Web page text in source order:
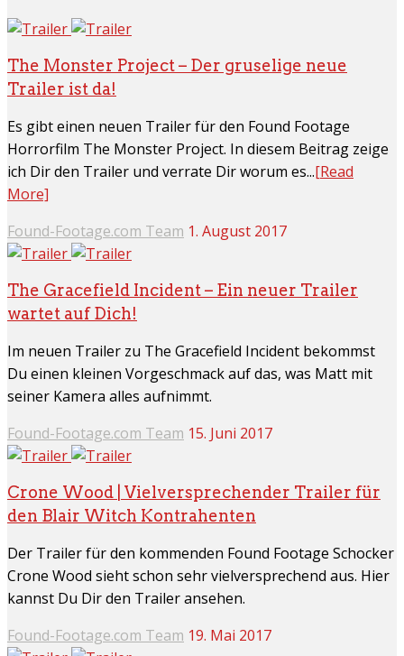
The Monster Project – Der gruselige neue
Trailer ist da!
Es gibt einen neuen Trailer für den Found Footage
Horrorfilm The Monster Project. In diesem Beitrag zeige
ich Dir den Trailer und verrate Dir worum es...[Read
More]
Found-Footage.com Team 1. August 2017
The Gracefield Incident – Ein neuer Trailer
wartet auf Dich!
Im neuen Trailer zu The Gracefield Incident bekommst
Du einen kleinen Vorgeschmack auf das, was Matt mit
seiner Kamera alles aufnimmt.
Found-Footage.com Team 15. Juni 2017
Crone Wood | Vielversprechender Trailer für
den Blair Witch Kontrahenten
Der Trailer für den kommenden Found Footage Schocker
Crone Wood sieht schon sehr vielversprechend aus. Hier
kannst Du Dir den Trailer ansehen.
Found-Footage.com Team 19. Mai 2017